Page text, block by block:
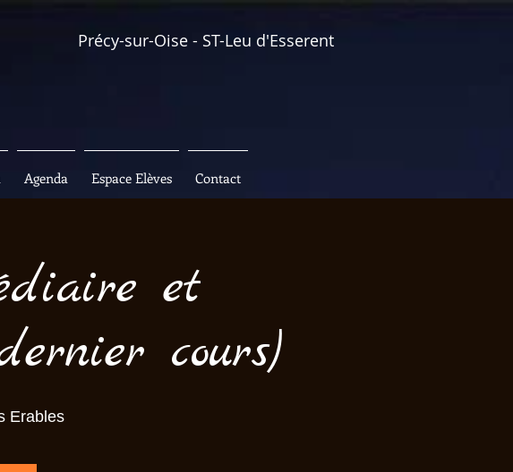
Précy-sur-Oise - ST-Leu d'Esserent
Agenda Espace Elèves Contact
et
cours)
Erables